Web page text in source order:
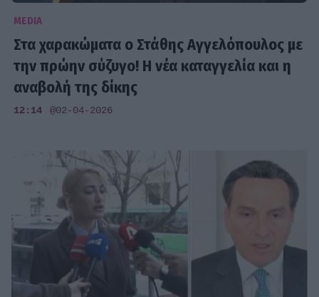
MEDIA
Στα χαρακώματα ο Στάθης Αγγελόπουλος με
την πρώην σύζυγο! Η νέα καταγγελία και η
αναβολή της δίκης
12:14 @02-04-2026